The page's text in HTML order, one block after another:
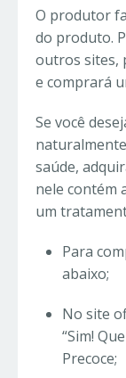
O produtor
do produto.
outros sites,
e comprará
Se você
saúde,
nele contém
um
Para
abaixo;
No site
“Sim!
Precoce;